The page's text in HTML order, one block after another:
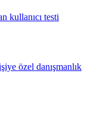
kullanıcı testi
özel danışmanlık